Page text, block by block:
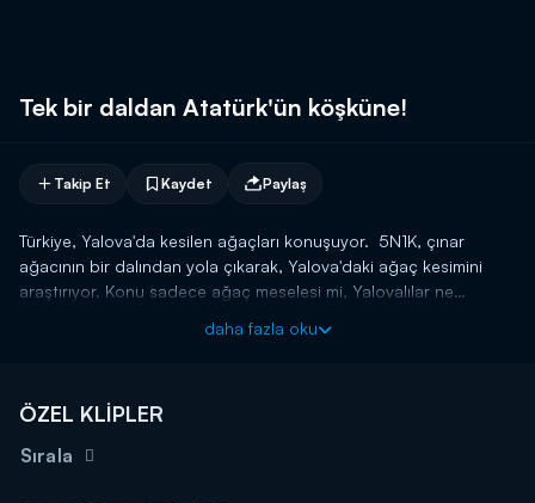
Tek bir daldan Atatürk'ün köşküne!
Takip Et Kaydet Paylaş
Türkiye, Yalova'da kesilen ağaçları konuşuyor. 5N1K, çınar
ağacının bir dalından yola çıkarak, Yalova'daki ağaç kesimini
araştırıyor. Konu sadece ağaç meselesi mi, Yalovalılar ne
daha fazla oku
ÖZEL KLİPLER
Sırala